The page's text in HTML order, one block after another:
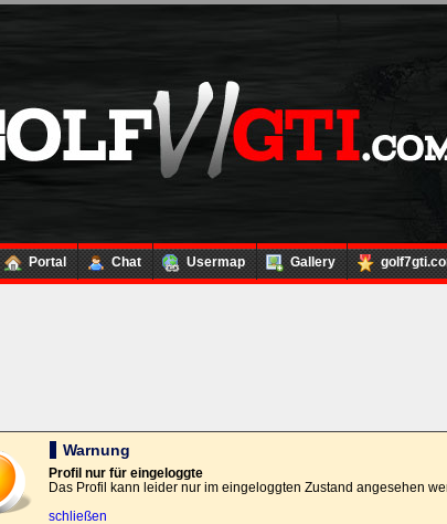
Portal Chat Usermap Gallery
Loginbox
Trage
in
die
nachfolgenden
und
Kennwort
ein,
um
Bei jedem Besuch
automatisch einloggen.
Warnung
Profil nur für eingeloggte
Das Profil kann leider nur im eingeloggten Zustand angesehen
schließen